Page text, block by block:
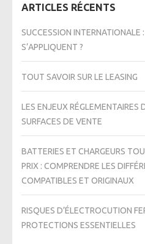
ARTICLES RÉCENTS
SUCCESSION INTERNATIONALE
S’APPLIQUENT ?
TOUT SAVOIR SUR LE LEASING
LES ENJEUX RÉGLEMENTAIRES
SURFACES DE VENTE
BATTERIES ET CHARGEURS
PRIX : COMPRENDRE LES
COMPATIBLES ET ORIGINAUX
RISQUES D’ÉLECTROCUTION
PROTECTIONS ESSENTIELLES